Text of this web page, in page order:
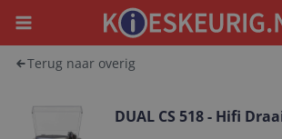
Menu
Terug naar overig
DUAL CS 518 - Hifi